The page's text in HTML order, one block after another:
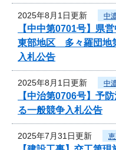
2025年8月1日更新 中
【中中第0701号】県
東部地区 多々羅団地
入札公告
2025年8月1日更新 中
【中治第0706号】
る一般競争入札公告
2025年7月31日更新